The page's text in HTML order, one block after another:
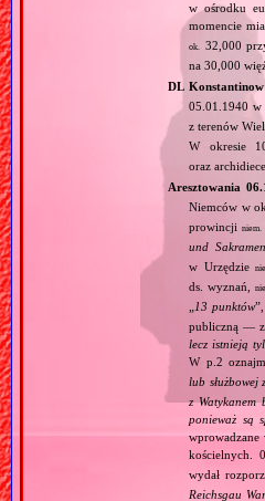
w ośrodku
momencie
ok. 32,000
na 30,000
DL Konstantinow
05.01.1940 w
z terenów
W okresie
oraz
Aresztowania
Niemców w
prowincji niem.
und
w Urzędzie
ds. wyznań,
13 punktów
publiczną —
lecz istnieją
W p.2
lub służbowej
z Watykanem
ponieważ są
kościelnych.
wydał
Reichsgau